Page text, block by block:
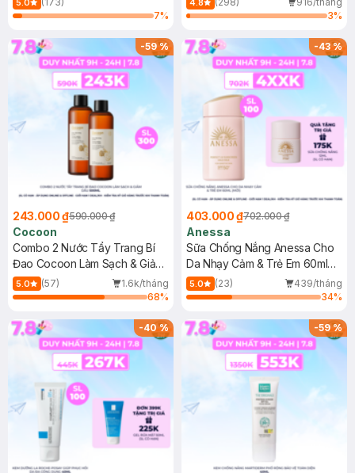
5.0
7%
4.8
3%
-59%
243.000 ₫590.000 ₫
Cocoon
Combo 2 Nước Tẩy Trang Bí
Đao Cocoon Làm Sạch & Giảm
Dầu 500ml
5.0 (57)
1.6k/tháng
68%
-43%
403.000 ₫702.000 ₫
Anessa
Sữa Chống Nắng Anessa Cho
Da Nhạy Cảm & Trẻ Em 60ml
(Mới)
5.0 (23)
439/tháng
34%
-40% -59%